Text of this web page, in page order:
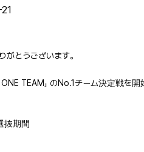
とうございます。
TEAM」 のNo.1チーム決定戦を開
抜期間